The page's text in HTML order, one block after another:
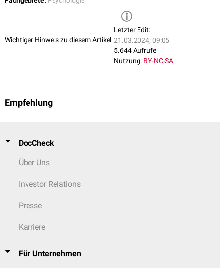
Salovey-Caruso Emotional Intelligence Test) der vier Faktoren misst:
Warnehmung und Identifizierung von Emotionen
Verwendung von Emotionen zum Unterstützen des Denkens
Verstehen von Emotionen
Der eigentliche Kern der Debatte ist, obemotionale Intelligenz
Wichtiger Hinweis zu diesem Artikel
Letzter Edit:
21.03.2024, 09:05
5.644 Aufrufe
Nutzung: BY-NC-SA
Empfehlung
DocCheck
Über Uns
Investor Relations
Presse
Karriere
Für Unternehmen